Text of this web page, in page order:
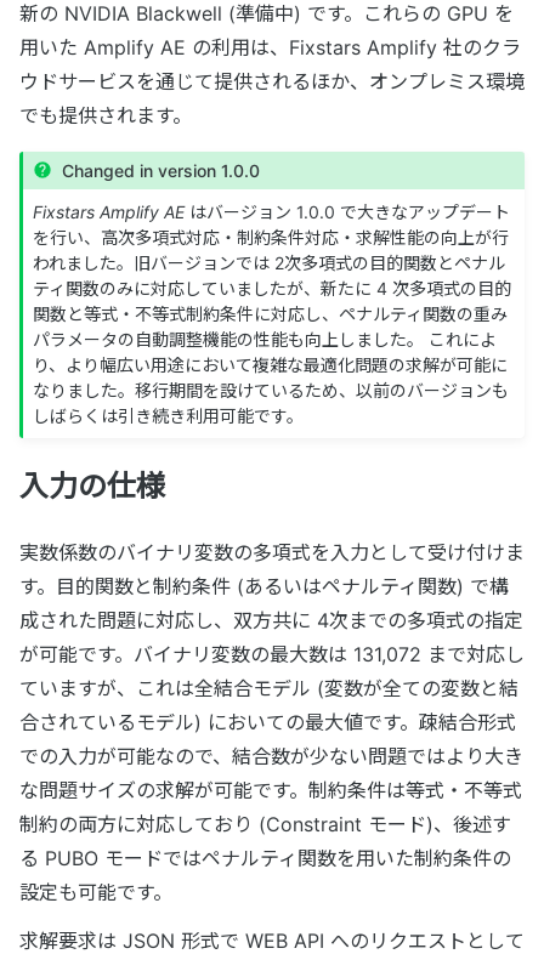
新の NVIDIA Blackwell (準備中) です。これらの GPU を
用いた Amplify AE の利用は、Fixstars Amplify 社のクラ
ウドサービスを通じて提供されるほか、オンプレミス環境
でも提供されます。
Changed in version 1.0.0
Fixstars Amplify AEはバージョン 1.0.0 で大きなアップデート
を行い、高次多項式対応・制約条件対応・求解性能の向上が行
われました。旧バージョンでは 2次多項式の目的関数とペナル
ティ関数のみに対応していましたが、新たに 4 次多項式の目的
関数と等式・不等式制約条件に対応し、ペナルティ関数の重み
パラメータの自動調整機能の性能も向上しました。 これによ
り、より幅広い用途において複雑な最適化問題の求解が可能に
なりました。移行期間を設けているため、以前のバージョンも
しばらくは引き続き利用可能です。
入力の仕様
実数係数のバイナリ変数の多項式を入力として受け付けま
す。目的関数と制約条件 (あるいはペナルティ関数) で構
成された問題に対応し、双方共に 4次までの多項式の指定
が可能です。バイナリ変数の最大数は 131,072 まで対応し
ていますが、これは全結合モデル (変数が全ての変数と結
合されているモデル) においての最大値です。疎結合形式
での入力が可能なので、結合数が少ない問題ではより大き
な問題サイズの求解が可能です。制約条件は等式・不等式
制約の両方に対応しており (Constraint モード)、後述す
る PUBO モードではペナルティ関数を用いた制約条件の
設定も可能です。
求解要求は JSON 形式で WEB API へのリクエストとして